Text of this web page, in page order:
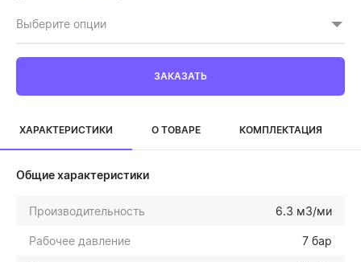
Выберите опции
ЗАКАЗАТЬ
ХАРАКТЕРИСТИКИ О ТОВАРЕ КОМПЛЕКТАЦИЯ
Общие характеристики
Производительность 6.3 м3/ми
Рабочее давление 7 бар